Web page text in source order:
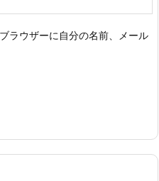
ラウザーに自分の名前、メール